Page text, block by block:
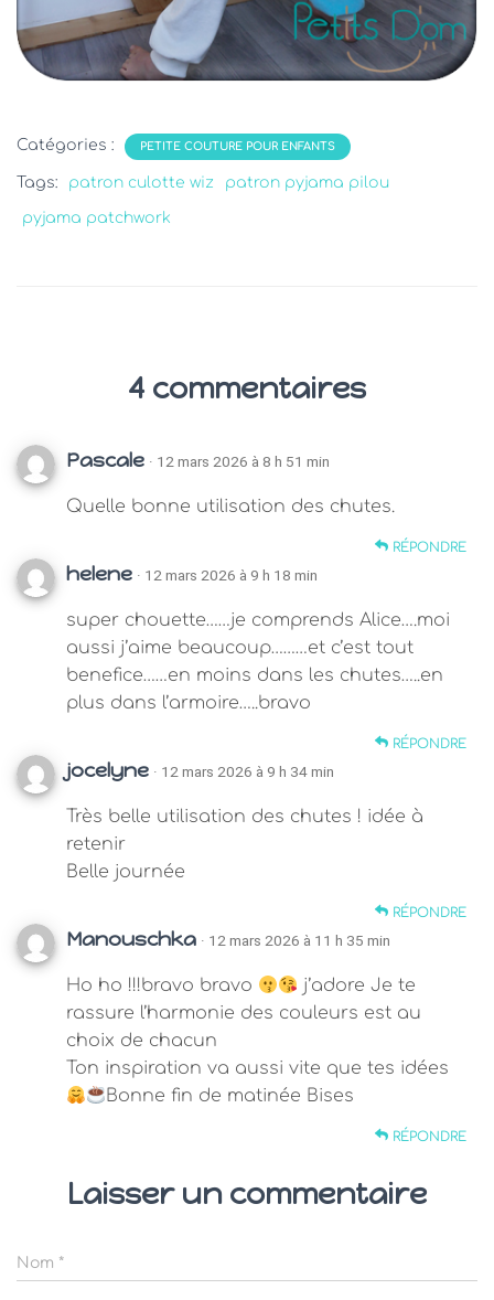
Catégories : PETITE COUTURE POUR ENFANTS
Tags: patron culotte wiz patron pyjama pilou
pyjama patchwork
4 commentaires
Pascale · 12 mars 2026 à 8 h 51 min
Quelle bonne utilisation des chutes.
RÉPONDRE
helene · 12 mars 2026 à 9 h 18 min
super chouette……je comprends Alice….moi
aussi j’aime beaucoup………et c’est tout
benefice……en moins dans les chutes…..en
plus dans l’armoire…..bravo
RÉPONDRE
jocelyne · 12 mars 2026 à 9 h 34 min
Très belle utilisation des chutes ! idée à
retenir
Belle journée
RÉPONDRE
Manouschka · 12 mars 2026 à 11 h 35 min
Ho ho !!!bravo bravo
j’adore Je te
rassure l’harmonie des couleurs est au
choix de chacun
Ton inspiration va aussi vite que tes idées
Bonne fin de matinée Bises
RÉPONDRE
Laisser un commentaire
Nom *